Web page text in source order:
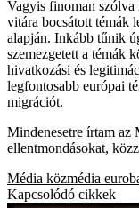
Vagyis finoman szólva
vitára bocsátott témák
alapján. Inkább tűnik
szemezgetett a témák
hivatkozási és
legfontosabb európai
migrációt.
Mindenesetre írtam
ellentmondásokat,
Média közmédia
Kapcsolódó cikkek